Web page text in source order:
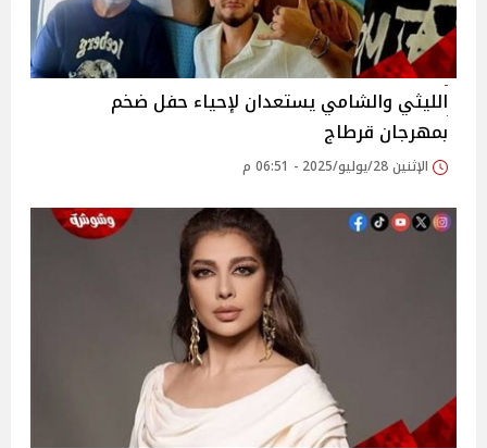
الليثي والشامي يستعدان لإحياء حفل ضخم
بمهرجان قرطاج‎
الإثنين 28/يوليو/2025 - 06:51 م